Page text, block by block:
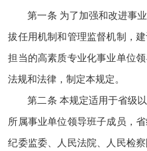
第一条 为了加强和改进事
拔任用机制和管理监督机制，
担当的高素质专业化事业单位
法规和法律，制定本规定。
第二条 本规定适用于省级
所属事业单位领导班子成员，
纪委监委、人民法院、人民检